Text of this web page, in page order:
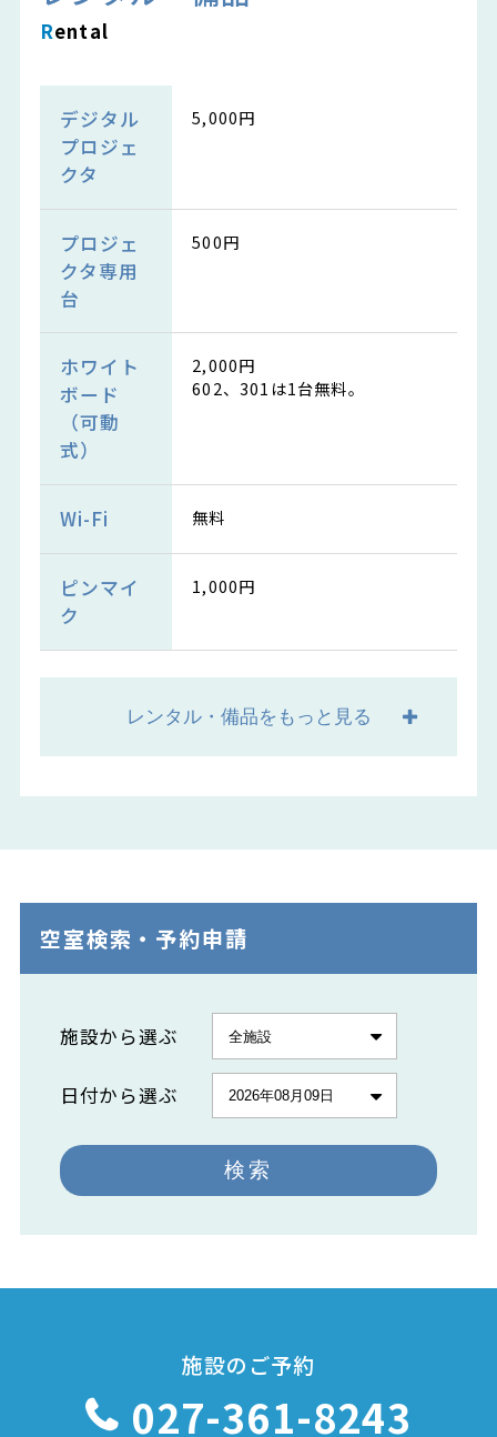
Rental
デジタル
プロジェ
クタ
5,000円
プロジェ
クタ専用
台
500円
ホワイト
ボード
（可動
式）
2,000円
602、301は1台無料。
Wi-Fi 無料
ピンマイ
ク
1,000円
レンタル・備品をもっと見る
空室検索・予約申請
施設から選ぶ
日付から選ぶ
検索
施設のご予約
027-361-8243